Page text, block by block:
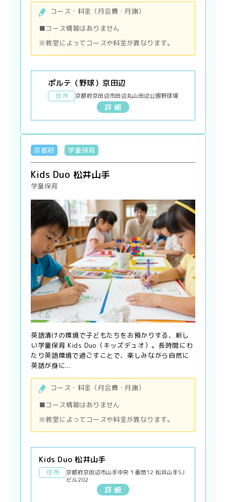
コース・料金（月会費・月謝）
■コース情報はありません
※教室によってコースや料金が異なります。
ポルテ（野球）京田辺
住 所 京都府京田辺市田辺丸山田辺公園野球場
詳 細
京都府 学童保育
Kids Duo 松井山手
学童保育
英語漬けの環境で子どもたちをお預かりする、新し
い学童保育 Kids Duo（キッズデュオ）。長時間にわ
たり英語環境で過ごすことで、楽しみながら自然に
英語が身に...
コース・料金（月会費・月謝）
■コース情報はありません
※教室によってコースや料金が異なります。
Kids Duo 松井山手
住 所
京都府京田辺市山手中央１番地12 松井山手SJ
ビル202
詳 細